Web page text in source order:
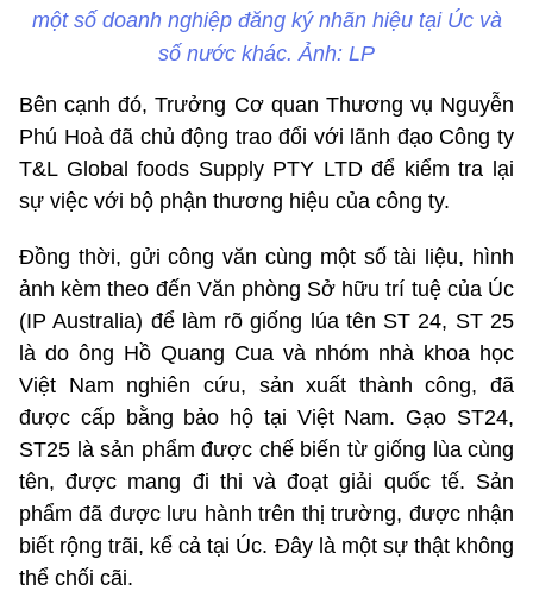
một số doanh nghiệp đăng ký nhãn hiệu tại Úc và
số nước khác. Ảnh: LP
Bên cạnh đó, Trưởng Cơ quan Thương vụ Nguyễn
Phú Hoà đã chủ động trao đổi với lãnh đạo Công ty
T&L Global foods Supply PTY LTD để kiểm tra lại
sự việc với bộ phận thương hiệu của công ty.
Đồng thời, gửi công văn cùng một số tài liệu, hình
ảnh kèm theo đến Văn phòng Sở hữu trí tuệ của Úc
(IP Australia) để làm rõ giống lúa tên ST 24, ST 25
là do ông Hồ Quang Cua và nhóm nhà khoa học
Việt Nam nghiên cứu, sản xuất thành công, đã
được cấp bằng bảo hộ tại Việt Nam. Gạo ST24,
ST25 là sản phẩm được chế biến từ giống lùa cùng
tên, được mang đi thi và đoạt giải quốc tế. Sản
phẩm đã được lưu hành trên thị trường, được nhận
biết rộng trãi, kể cả tại Úc. Đây là một sự thật không
thể chối cãi.